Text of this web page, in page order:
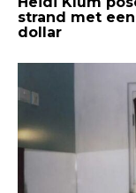
strand met
dollar